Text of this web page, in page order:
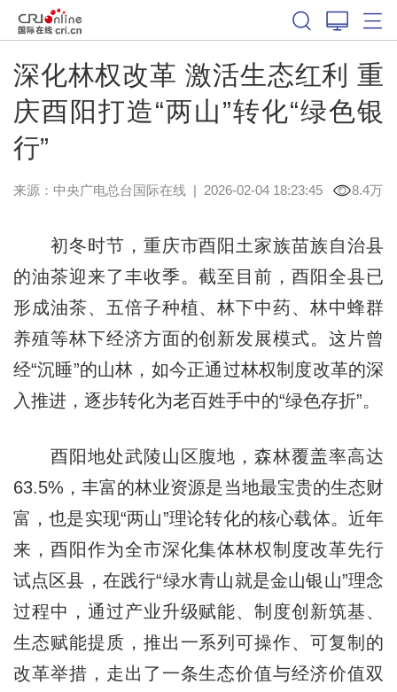
深化林权改革 激活生态红利 重
庆酉阳打造“两山”转化“绿色银
行”
来源：中央广电总台国际在线| 2026-02-04 18:23:45 8.4万
初冬时节，重庆市酉阳土家族苗族自治县
的油茶迎来了丰收季。截至目前，酉阳全县已
形成油茶、五倍子种植、林下中药、林中蜂群
养殖等林下经济方面的创新发展模式。这片曾
经“沉睡”的山林，如今正通过林权制度改革的深
入推进，逐步转化为老百姓手中的“绿色存折”。
酉阳地处武陵山区腹地，森林覆盖率高达
63.5%，丰富的林业资源是当地最宝贵的生态财
富，也是实现“两山”理论转化的核心载体。近年
来，酉阳作为全市深化集体林权制度改革先行
试点区县，在践行“绿水青山就是金山银山”理念
过程中，通过产业升级赋能、制度创新筑基、
生态赋能提质，推出一系列可操作、可复制的
改革举措，走出了一条生态价值与经济价值双